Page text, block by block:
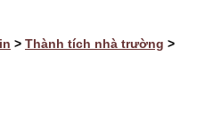
> Thành tích nhà trường >